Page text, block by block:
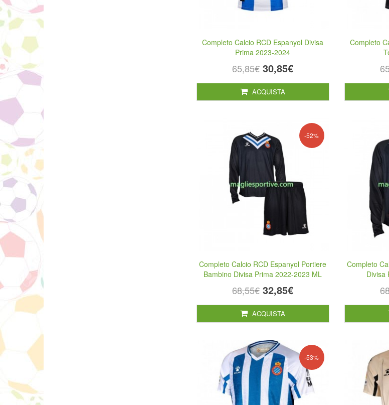
Completo Calcio RCD Espanyol Divisa
Prima 2023-2024
65,85€ 30,85€
ACQUISTA
Completo
-52%
Completo Calcio RCD Espanyol Portiere
Bambino Divisa Prima 2022-2023 ML
68,55€ 32,85€
ACQUISTA
Completo
Divisa
-53%